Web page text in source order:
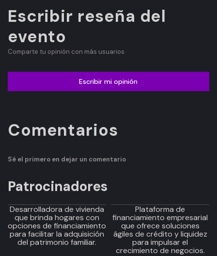
Escribir reseña del
evento
Comparte tu opinión con más usuarios
Escribir mi opinión
Comentarios
Sé el primero en dejar un comentario
Patrocinadores
Desarrolladora de vivienda
que brinda hogares con
opciones de financiamiento
para facilitar la adquisición
del patrimonio familiar.
Plataforma de
financiamiento empresarial
que ofrece soluciones
ágiles de crédito y liquidez
para impulsar el
crecimiento de negocios.